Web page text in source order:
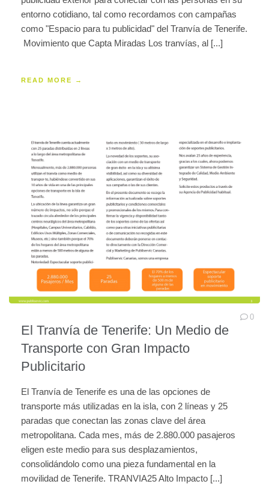
entorno cotidiano, tal como recordamos con campañas
como "Espacio para tu publicidad" del Tranvía de Tenerife.
Movimiento que Capta Miradas Los tranvías, al [...]
READ MORE →
El Tranvía de Tenerife: Un Medio de
Transporte con Gran Impacto
Publicitario
0
El Tranvía de Tenerife es una de las opciones de
transporte más utilizadas en la isla, con 2 líneas y 25
paradas que conectan las zonas clave del área
metropolitana. Cada mes, más de 2.880.000 pasajeros
eligen este medio para sus desplazamientos,
consolidándolo como una pieza fundamental en la
movilidad de Tenerife. TRANVIA25 Alto Impacto [...]